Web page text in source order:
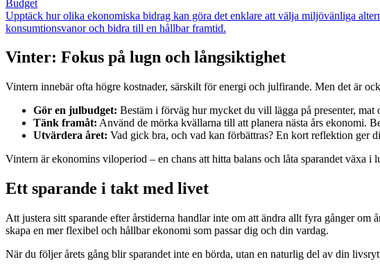
Budget
Upptäck hur olika ekonomiska bidrag kan göra det enklare att välja miljövänliga
konsumtionsvanor och bidra till en hållbar framtid.
Vinter: Fokus på lugn och långsiktighet
Vintern innebär ofta högre kostnader, särskilt för energi och julfirande. Men det är
Gör en julbudget: Bestäm i förväg hur mycket du vill lägga på presenter,
Tänk framåt: Använd de mörka kvällarna till att planera nästa års ekonomi.
Utvärdera året: Vad gick bra, och vad kan förbättras? En kort reflektion ger
Vintern är ekonomins viloperiod – en chans att hitta balans och låta sparandet växa i
Ett sparande i takt med livet
Att justera sitt sparande efter årstiderna handlar inte om att ändra allt fyra gånger
skapa en mer flexibel och hållbar ekonomi som passar dig och din vardag.
När du följer årets gång blir sparandet inte en börda, utan en naturlig del av din